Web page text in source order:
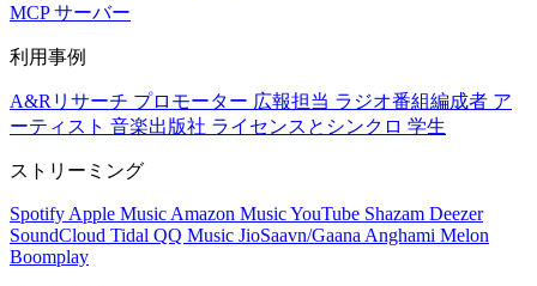
MCP サーバー
利用事例
A&Rリサーチ プロモーター 広報担当 ラジオ番組編成者 ア
ーティスト 音楽出版社 ライセンスとシンクロ 学生
ストリーミング
Spotify Apple Music Amazon MusicYouTube Shazam Deezer
SoundCloud Tidal QQ Music JioSaavn/Gaana Anghami Melon
Boomplay